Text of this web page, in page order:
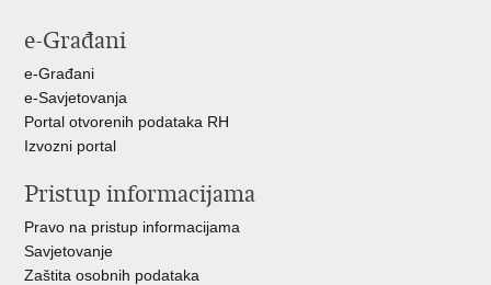
FacebookuTwitteru
e-Građani
e-Građani
e-Savjetovanja
Portal otvorenih podataka RH
Izvozni portal
Pristup informacijama
Pravo na pristup informacijama
Savjetovanje
Zaštita osobnih podataka